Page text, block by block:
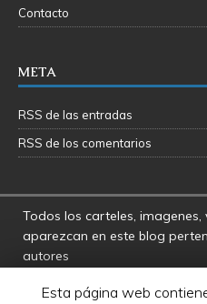
Contacto
META
RSS de las entradas
RSS de los comentarios
Todos los carteles, imagenes,
aparezcan en este blog
autores
responsables por las
Esta página web